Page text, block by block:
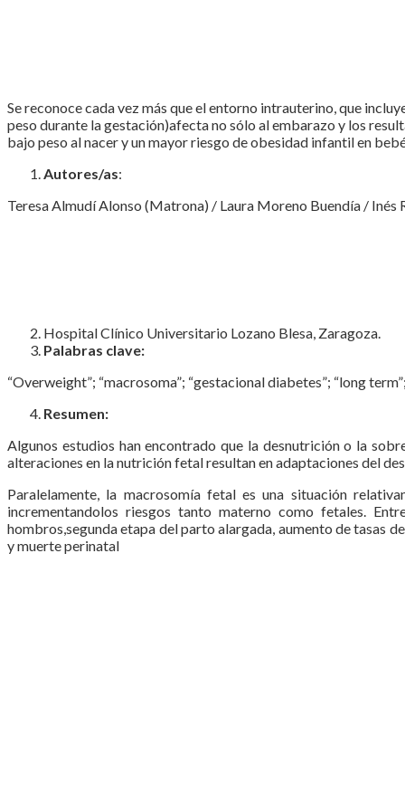
Se reconoce cada vez más que el entorno intrauterino, que
peso durante la gestación)afecta no sólo al embarazo y los
bajo peso al nacer y un mayor riesgo de obesidad infantil en
Autores/as:
Teresa Almudí Alonso (Matrona) / Laura Moreno Buendía /
Hospital Clínico Universitario Lozano Blesa, Zaragoza.
Palabras clave:
“Overweight”; “macrosoma”; “gestacional diabetes”; “long
Resumen:
Algunos estudios han encontrado que la desnutrición o la
alteraciones en la nutrición fetal resultan en adaptaciones del
Paralelamente, la macrosomía fetal es una situación
incrementandolos riesgos tanto materno como fetales.
hombros,segunda etapa del parto alargada, aumento de tasas
y muerte perinatal